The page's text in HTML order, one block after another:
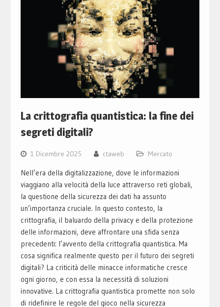
La crittografia quantistica: la fine dei
segreti digitali?
1 Dicembre 2025 ctaweb Mercato
Nell’era della digitalizzazione, dove le informazioni
viaggiano alla velocità della luce attraverso reti globali,
la questione della sicurezza dei dati ha assunto
un’importanza cruciale. In questo contesto, la
crittografia, il baluardo della privacy e della protezione
delle informazioni, deve affrontare una sfida senza
precedenti: l’avvento della crittografia quantistica. Ma
cosa significa realmente questo per il futuro dei segreti
digitali? La criticità delle minacce informatiche cresce
ogni giorno, e con essa la necessità di soluzioni
innovative. La crittografia quantistica promette non solo
di ridefinire le regole del gioco nella sicurezza